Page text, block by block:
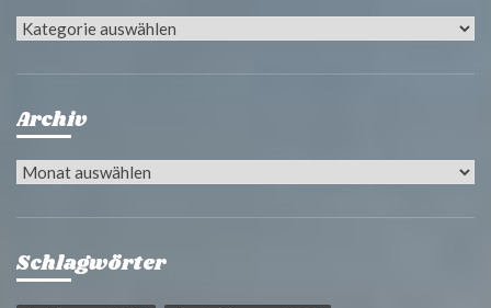
Kategorien
Archiv
Archiv
Schlagwörter